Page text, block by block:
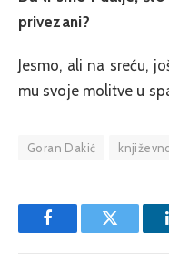
privezani?
Jesmo, ali na sreću,
mu svoje molitve u
Goran Dakić
FacebookTwitter